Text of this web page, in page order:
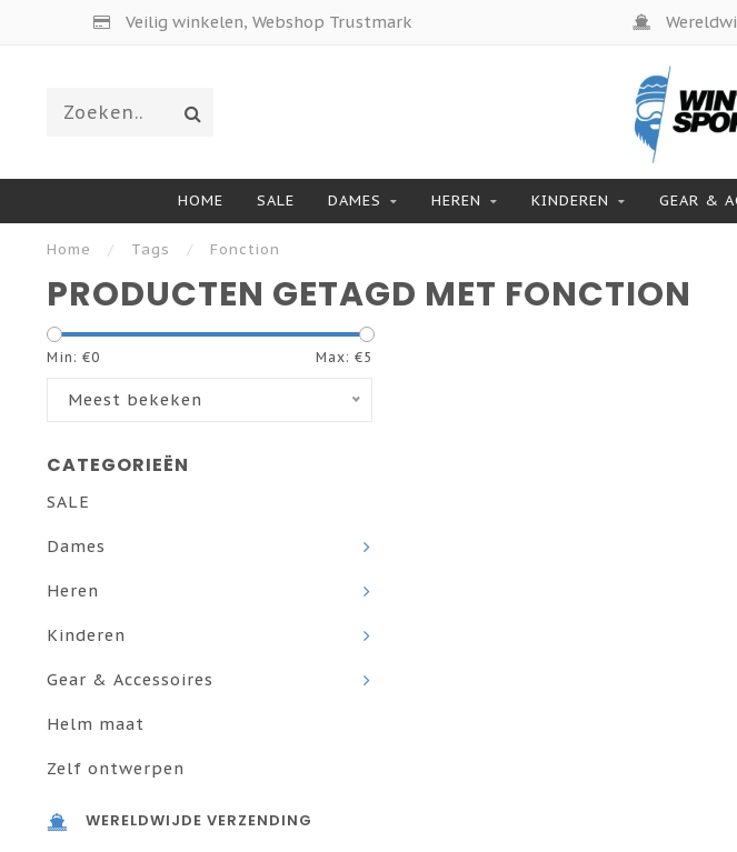
Veilig winkelen, Webshop Trustmark
HOME SALE DAMES HEREN KINDEREN GEAR &
Home / Tags / Fonction
PRODUCTEN GETAGD MET FONCTION
Min: €0 Max: €5
Meest bekeken
CATEGORIEËN
SALE
Dames
Heren
Kinderen
Gear & Accessoires
Helm maat
Zelf ontwerpen
WERELDWIJDE VERZENDING